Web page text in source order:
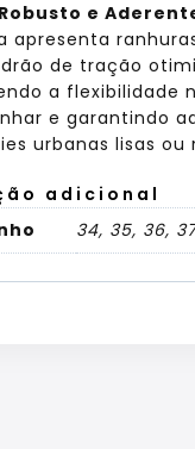
e
apresenta
de tração
a flexibilidade
e garantindo
urbanas lisas ou
adicional
34, 35, 36,